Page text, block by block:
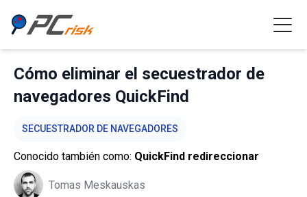
Cómo eliminar el secuestrador de
navegadores QuickFind
SECUESTRADOR DE NAVEGADORES
Conocido también como: QuickFind redireccionar
Tomas Meskauskas